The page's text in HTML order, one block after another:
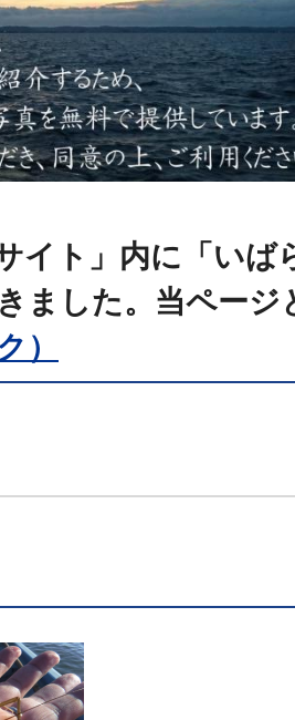
イト」内に「い
ました。当ペー
）